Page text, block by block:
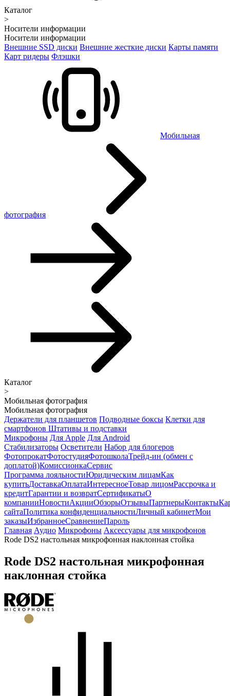
Каталог
>
Носители информации
Носители информации
Внешние SSD диски Внешние жесткие диски Карты памяти
Карт ридеры Флэшки
Мобильная
фотография
Каталог
>
Мобильная фотография
Мобильная фотография
Держатели для планшетов Подводные боксы Клетки для
смартфонов Штативы и подставки
Микрофоны Для Apple Для Android
Стабилизаторы Осветители Набор для блогеров
ФотопрокатФотостудияФотошколаТрейд-ин (обмен с
доплатой)КомиссионкаСервис
Программа лояльностиЮридическим лицамКак
купитьДоставкаОплатаИнтересноеТовар лицомРассрочка и
кредитГарантии и возвратСертификатыО
компанииНовостиАкцииОбзорыОтзывыПартнерыКонтакты
сайтаПолитика конфиденциальностиЛичный кабинетМои
заказыИзбранноеСравнениеПароль
Главная Аудио Микрофоны Аксессуары для микрофонов
Rode DS2 настольная микрофонная наклонная стойка
Rode DS2 настольная микрофонная
наклонная стойка